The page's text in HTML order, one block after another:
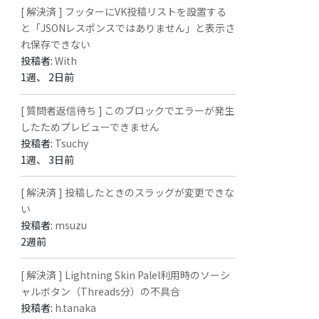
[ 解決済 ] フッターにVK投稿リストを設置する
と「JSONレスポンスではありません」と表示さ
れ保存できない
投稿者:With
1週、 2日前
[ 質問者返信待ち ] このブロックでエラーが発生
したためプレビューできません
投稿者: Tsuchy
1週、 3日前
[ 解決済 ] 投稿したときのスラッグが変更できな
い
投稿者: msuzu
2週前
[ 解決済 ] Lightning Skin Palel利用時のソーシ
ャルボタン（Threads分）の不具合
投稿者: h.tanaka